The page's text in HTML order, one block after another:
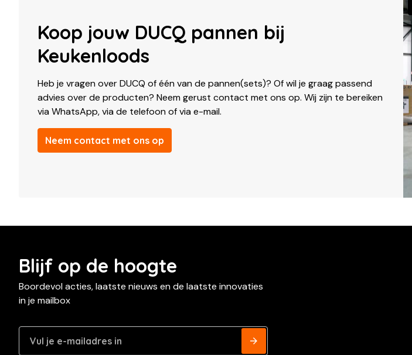
Koop jouw DUCQ pannen bij
Keukenloods
Heb je vragen over DUCQ of één van de pannen(sets)? Of wil je graag passend
advies over de producten? Neem gerust contact met ons op. Wij zijn te bereiken
via WhatsApp, via de telefoon of via e-mail.
Neem contact met ons op
Blijf op de hoogte
Boordevol acties, laatste nieuws en de laatste innovaties
in je mailbox